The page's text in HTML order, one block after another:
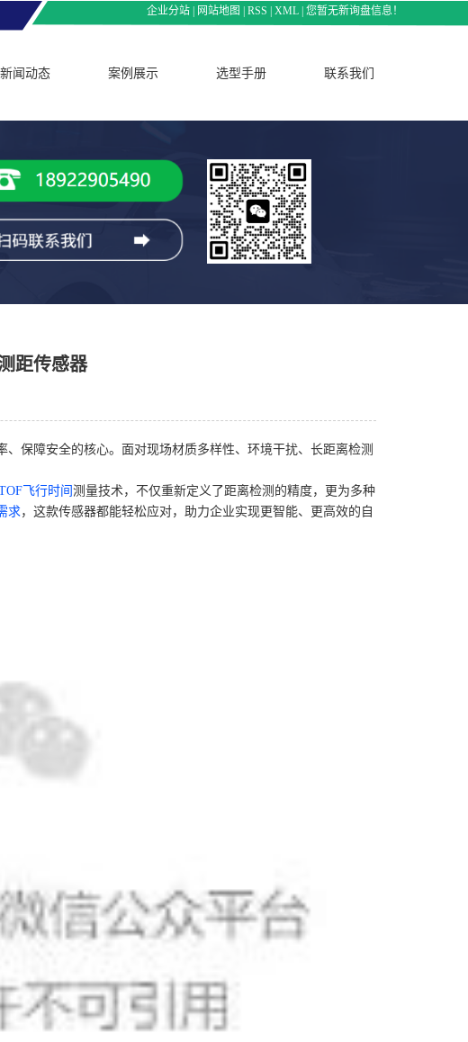
企业分站 网站地图 RSS XML 您暂无新询盘信息！
新闻动态 案例展示 选型手册 联系我们
距传感器
保障安全的核心。面对现场材质多样性、环境干扰、 长距离检测
飞行时间测量技术，不仅重新定义了距离检测的精度，更为多种
求，这款传感器都能轻松应对，助力企业实现更智能、更高效的自